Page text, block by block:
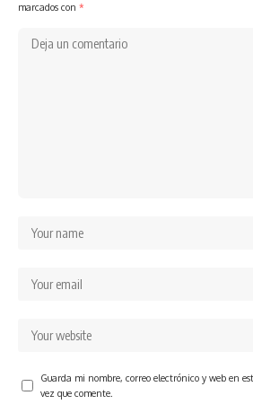
marcados con *
Guarda mi nombre, correo electrónico y web en
vez que comente.